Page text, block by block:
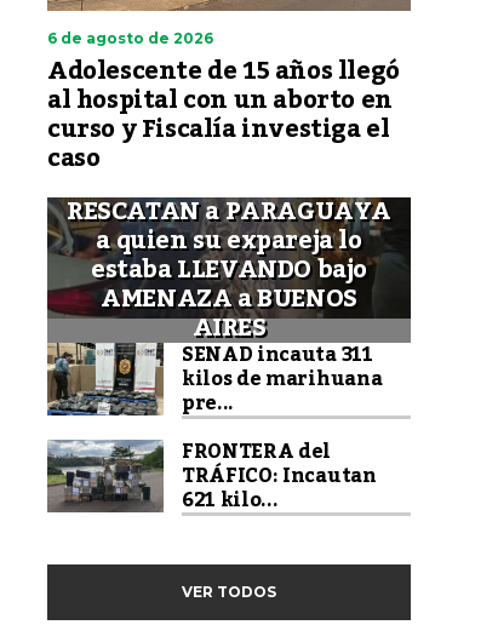
6 de agosto de 2026
Adolescente de 15 años llegó
al hospital con un aborto en
curso y Fiscalía investiga el
caso
RESCATAN a PARAGUAYA
a quien su expareja lo
estaba LLEVANDO bajo
AMENAZA a BUENOS
AIRES
SENAD incauta 311
kilos de marihuana
pre...
FRONTERA del
TRÁFICO: Incautan
621 kilo...
VER TODOS